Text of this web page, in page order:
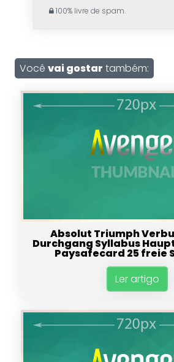
100% livre de spam.
Você vai gostar também:
Absolut Triumph
Durchgang Syllabus
Paysafecard 25 freie
Ler artigo